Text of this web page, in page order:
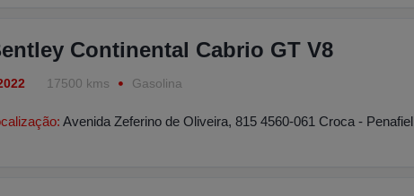
Continental Cabrio GT V8
17500 kms Gasolina
Avenida Zeferino de Oliveira, 815 4560-061 Croca - Penafiel